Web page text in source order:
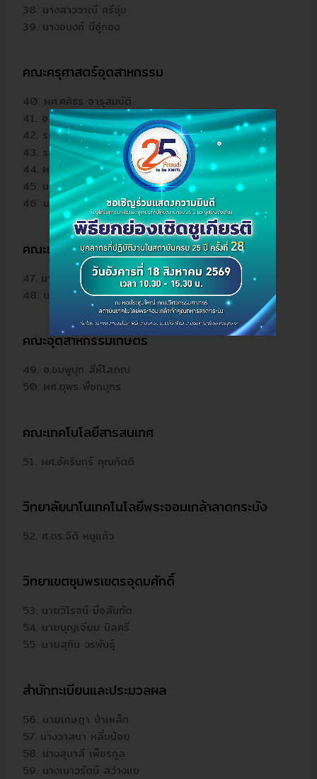
38. นางสาววาณี ศรีชุ่ม
39. นางอนงค์ นีอู่ทอง
คณะครุศาสตร์อุตสาหกรรม
40. ผศ.ศศิธร จารุสมบัติ
41. อ.ราตรี ศิริพันธุ์
42. รศ.กิติพงค์ มะโน
43. รศ.วิสุทธิ์ สุนทรกนกพงศ์
44. ผศ.ธเนศ ภิรมย์การ
45. นางพนมพร ไพบูลย์
46. นางศิริโฉม ดำรงเสถียร
คณะเทคโนโลยีการเกษตร
47. นางณหทัย วิจิตโรทัย
48. นางสาวมาเรียม ดาราฉาย
คณะอุตสาหกรรมเกษตร
49. อ.ชมพูนุท สีห์โสภณ
50. ผศ.ยุพร พืชกมุทร
คณะเทคโนโลยีสารสนเทศ
51. ผศ.อัครินทร์ คุณกิตติ
วิทยาลัยนาโนเทคโนโลยีพระจอมเกล้าลาดกระบัง
52. ศ.ดร.จิติ หนูแก้ว
วิทยาเขตชุมพรเขตรอุดมศักดิ์
53. นายวิโรจน์ มือสันทัด
54. นายบุญเจียม นิลศรี
55. นายสุทิน วรพันธุ์
สำนักทะเบียนและประมวลผล
56. นายเกษฎา ป่าเหล็ก
57. นางวาสนา หลิ่มน้อย
58. นางสุมาลี เพ็ชรกูล
59. นางเนาวรัตน์ สว่างแข